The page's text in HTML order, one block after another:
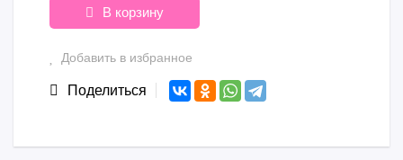
В корзину
Добавить в избранное
Поделиться